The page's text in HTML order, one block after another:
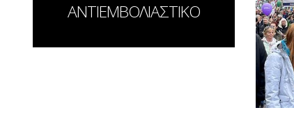
ΑΝΤΙΕΜΒΟΛΙΑΣΤΙΚΟ